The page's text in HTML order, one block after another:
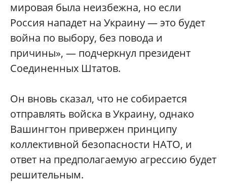
мировая была неизбежна, но если
Россия нападет на Украину — это будет
война по выбору, без повода и
причины», — подчеркнул президент
Соединенных Штатов.
Он вновь сказал, что не собирается
отправлять войска в Украину, однако
Вашингтон привержен принципу
коллективной безопасности НАТО, и
ответ на предполагаемую агрессию будет
решительным.